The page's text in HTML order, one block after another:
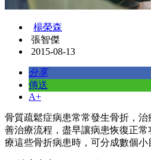
楊榮森
張智傑
2015-08-13
分享
傳送
A+
骨質疏鬆症病患常常發生骨折，
善治療流程，盡早讓病患恢復正
療這些骨折病患時，可分成數個小